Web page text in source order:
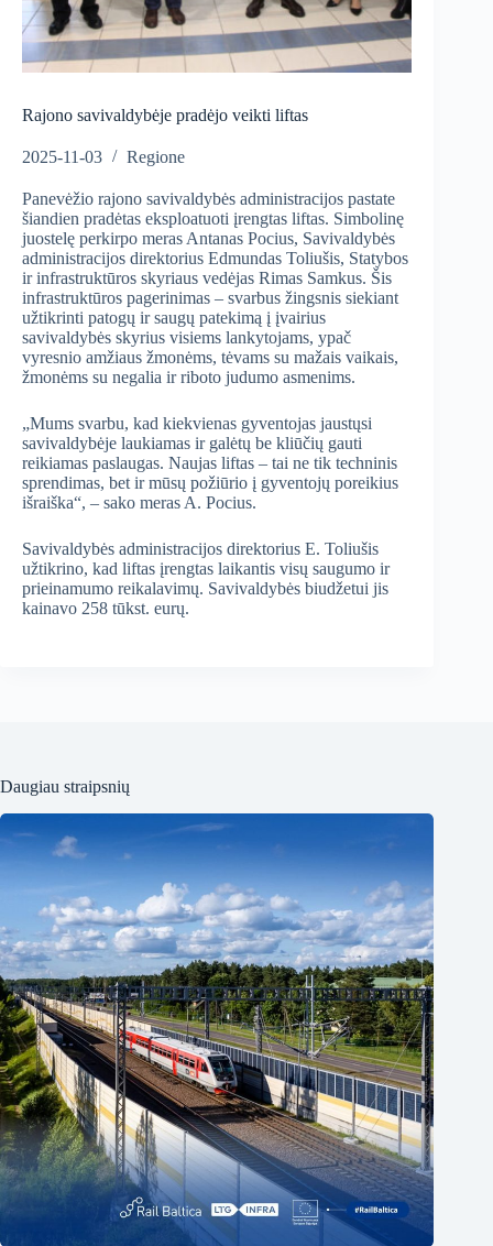
Rajono savivaldybėje pradėjo veikti liftas
2025-11-03 Regione
Panevėžio rajono savivaldybės administracijos pastate
šiandien pradėtas eksploatuoti įrengtas liftas. Simbolinę
juostelę perkirpo meras Antanas Pocius, Savivaldybės
administracijos direktorius Edmundas Toliušis, Statybos
ir infrastruktūros skyriaus vedėjas Rimas Samkus. Šis
infrastruktūros pagerinimas – svarbus žingsnis siekiant
užtikrinti patogų ir saugų patekimą į įvairius
savivaldybės skyrius visiems lankytojams, ypač
vyresnio amžiaus žmonėms, tėvams su mažais vaikais,
žmonėms su negalia ir riboto judumo asmenims.
„Mums svarbu, kad kiekvienas gyventojas jaustųsi
savivaldybėje laukiamas ir galėtų be kliūčių gauti
reikiamas paslaugas. Naujas liftas – tai ne tik techninis
sprendimas, bet ir mūsų požiūrio į gyventojų poreikius
išraiška“, – sako meras A. Pocius.
Savivaldybės administracijos direktorius E. Toliušis
užtikrino, kad liftas įrengtas laikantis visų saugumo ir
prieinamumo reikalavimų. Savivaldybės biudžetui jis
kainavo 258 tūkst. eurų.
Daugiau straipsnių